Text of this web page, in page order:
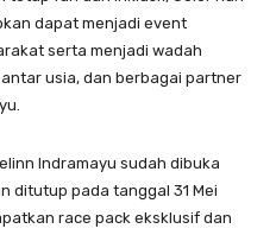
dapat menjadi event
serta menjadi wadah
usia, dan berbagai partner
Indramayu sudah dibuka
ditutup pada tanggal 31 Mei
race pack eksklusif dan